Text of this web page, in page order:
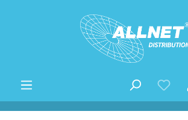
Zum Hauptinhalt springen